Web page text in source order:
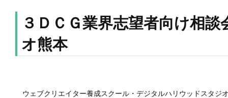
３ＤＣＧ業界志望者向け相
オ熊本
ウェブクリエイター養成スクール・デジタルハリウッドスタジ